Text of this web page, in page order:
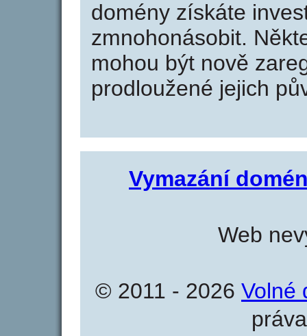
domény získáte
zmnohonásobit.
mohou být nově
prodloužené jejich
Vymazání
Web
© 2011 - 2026 Volné